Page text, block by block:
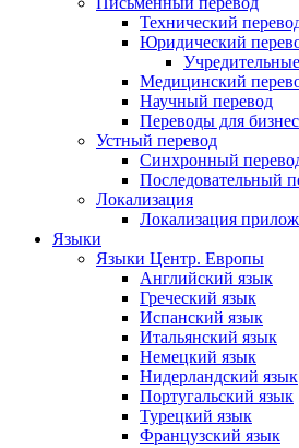
Технический
Юридический
Медицинский
Научный перевод
Переводы для
Устный перевод
Синхронный
Последовательный
Локализация
Локализация
Языки
Языки Центр. Европы
Английский язык
Греческий язык
Испанский язык
Итальянский язык
Немецкий язык
Нидерландский язык
Португальский язык
Турецкий язык
Французский язык